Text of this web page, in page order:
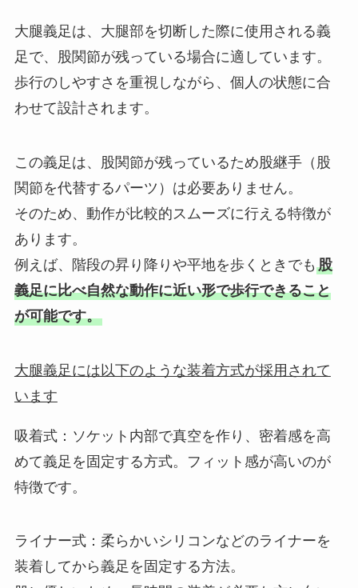
大腿義足は、大腿部を切断した際に使用される義
足で、股関節が残っている場合に適しています。
歩行のしやすさを重視しながら、個人の状態に合
わせて設計されます。
この義足は、股関節が残っているため股継手（股
関節を代替するパーツ）は必要ありません。
そのため、動作が比較的スムーズに行える特徴が
あります。
例えば、階段の昇り降りや平地を歩くときでも 股
義足に比べ自然な動作に近い形で歩行できること
が可能です。
大腿義足には以下のような装着方式が採用されて
います
吸着式：ソケット内部で真空を作り、密着感を高
めて義足を固定する方式。フィット感が高いのが
特徴です。
ライナー式：柔らかいシリコンなどのライナーを
装着してから義足を固定する方法。